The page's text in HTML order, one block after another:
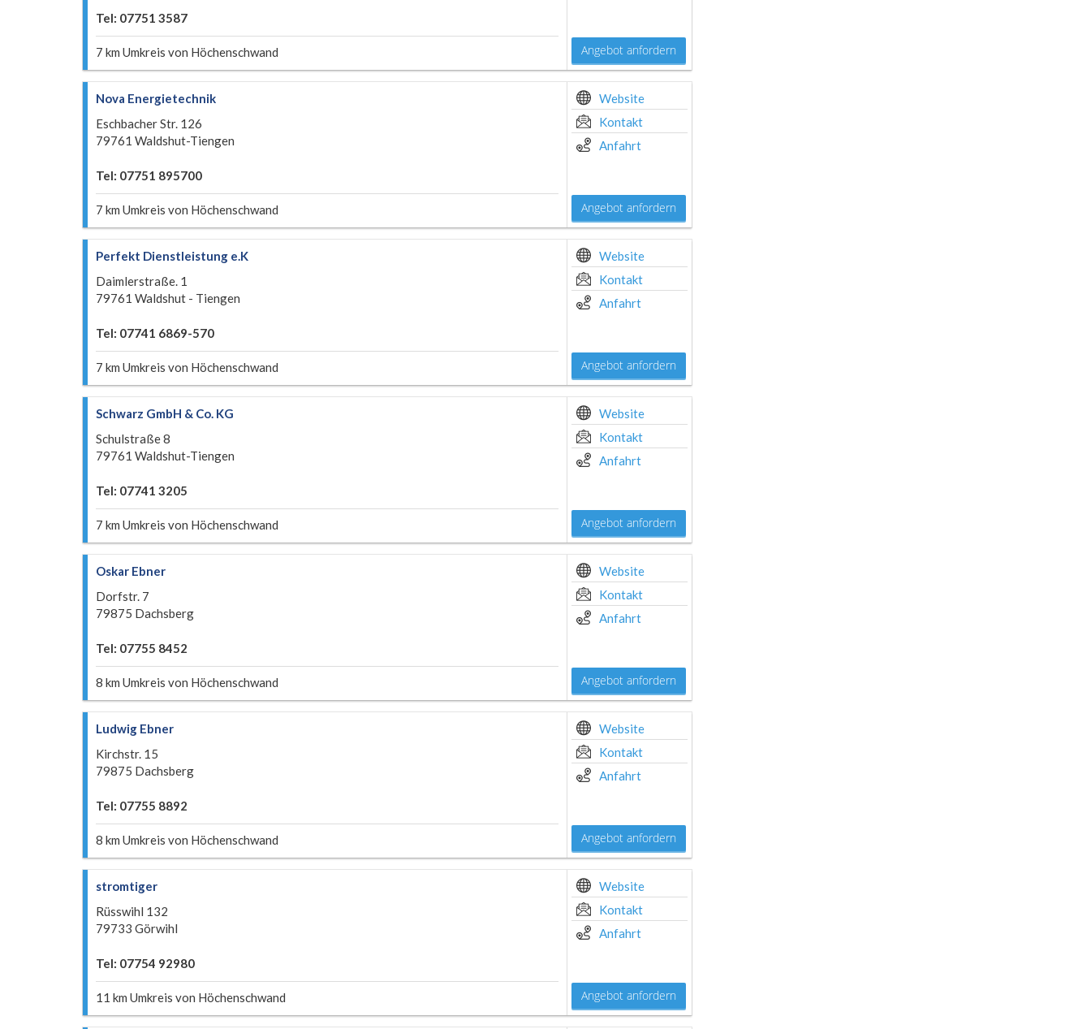
Tel: 07751 3587
7 km Umkreis von Höchenschwand Angebot anfordern
Nova Energietechnik
Eschbacher Str. 126
79761 Waldshut-Tiengen
Tel: 07751 895700
7 km Umkreis von Höchenschwand
Website
Kontakt
Anfahrt
Angebot anfordern
Perfekt Dienstleistung e.K
Daimlerstraße. 1
79761 Waldshut - Tiengen
Tel: 07741 6869-570
7 km Umkreis von Höchenschwand
Website
Kontakt
Anfahrt
Angebot anfordern
Schwarz GmbH & Co. KG
Schulstraße 8
79761 Waldshut-Tiengen
Tel: 07741 3205
7 km Umkreis von Höchenschwand
Website
Kontakt
Anfahrt
Angebot anfordern
Oskar Ebner
Dorfstr. 7
79875 Dachsberg
Tel: 07755 8452
8 km Umkreis von Höchenschwand
Website
Kontakt
Anfahrt
Angebot anfordern
Ludwig Ebner
Kirchstr. 15
79875 Dachsberg
Tel: 07755 8892
8 km Umkreis von Höchenschwand
Website
Kontakt
Anfahrt
Angebot anfordern
stromtiger
Rüsswihl 132
79733 Görwihl
Tel: 07754 92980
11 km Umkreis von Höchenschwand
Website
Kontakt
Anfahrt
Angebot anfordern